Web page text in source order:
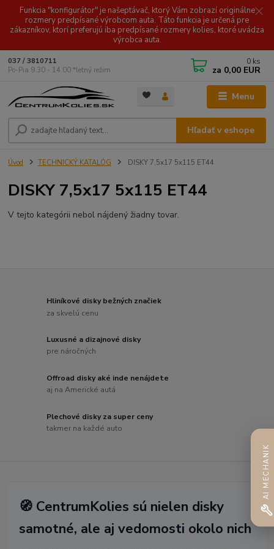
Funkcia "konfigurátor" je našeptávač, ktorý Vám zobrazí originálne
rozmery predpísané výrobcom auta. Táto funkcia je určená pre
zákazníkov, ktorí preferujú iba predpísané rozmery kolies, ktoré uvádza
výrobca auta.
Menu
Hľadať v eshope
037 / 3810711
Po-Pia 9.30 - 14.00 *letný režim
0 ks
za 0,00 EUR
Úvod TECHNICKÝ KATALÓG DISKY 7,5x17 5x115 ET44
DISKY 7,5x17 5x115 ET44
V tejto kategórii nebol nájdený žiadny tovar.
Hliníkové disky bežných značiek
za skvelú cenu
Luxusné a dizajnové disky
pre náročných
Offroad disky aké inde nenájdete
aj na Americké autá
Plechové disky za super ceny
takmer na každé auto
🧭 CentrumKolies sú nielen disky
samotné, ale aj vedomosti okolo nich
AI MECHANIK